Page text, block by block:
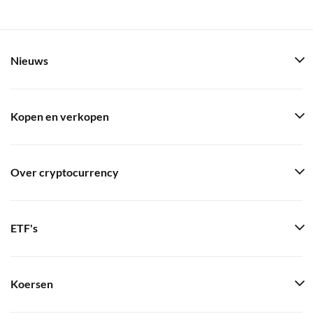
Nieuws
Kopen en verkopen
Over cryptocurrency
ETF's
Koersen